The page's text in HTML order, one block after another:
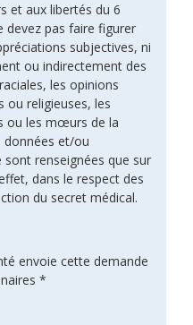
et aux libertés du 6
devez pas faire figurer
subjectives, ni
ou indirectement des
les opinions
ou religieuses, les
ou les mœurs de la
données et/ou
renseignées que sur
dans le respect des
du secret médical.
envoie cette demande
*